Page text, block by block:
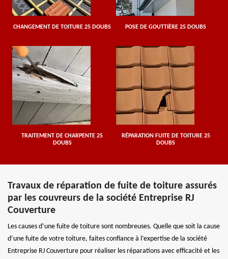
CHANGEMENT DE TOITURE 25 DOUBS POSE DE GOUTTIÈRE 25 DOUBS
TRAITEMENT DE CHARPENTE 25
DOUBS
RÉPARATION FUITE DE TOITURE 25
DOUBS
Travaux de réparation de fuite de toiture assurés
par les couvreurs de la société Entreprise RJ
Couverture
Les causes d’une fuite de toiture sont nombreuses. Quelle que soit la cause
d’une fuite de votre toiture, faites confiance à l’expertise de la société
Entreprise RJ Couverture pour réaliser les réparations avec efficacité et les